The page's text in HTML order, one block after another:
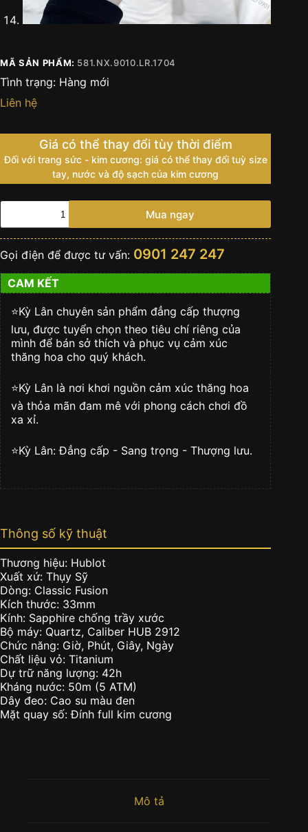
MÃ SẢN PHẨM: 581.NX.9010.LR.1704
Tình trạng: Hàng mới
Liên hệ
Giá có thể thay đổi tùy thời điểm
Đối với trang sức - kim cương: giá có thể thay đổi tuỳ size
tay, nước và độ sạch của kim cương
Đồng
Fusion
Full
Diamonds
33mm
số
lượng
Mua ngay
Gọi điện để được tư vấn: 0901 247 247
CAM KẾT
⭐️Kỳ Lân chuyên sản phẩm đẳng cấp thượng
lưu, được tuyển chọn theo tiêu chí riêng của
mình để bán sở thích và phục vụ cảm xúc
thăng hoa cho quý khách.
⭐️Kỳ Lân là nơi khơi nguồn cảm xúc thăng hoa
và thỏa mãn đam mê với phong cách chơi đồ
xa xỉ.
⭐️Kỳ Lân: Đẳng cấp - Sang trọng - Thượng lưu.
Thông số kỹ thuật
Thương hiệu: Hublot
Xuất xứ: Thụy Sỹ
Dòng: Classic Fusion
Kích thước: 33mm
Kính: Sapphire chống trầy xước
Bộ máy: Quartz, Caliber HUB 2912
Chức năng: Giờ, Phút, Giây, Ngày
Chất liệu vỏ: Titanium
Dự trữ năng lượng: 42h
Kháng nước: 50m (5 ATM)
Dây đeo: Cao su màu đen
Mặt quay số: Đính full kim cương
Mô tả